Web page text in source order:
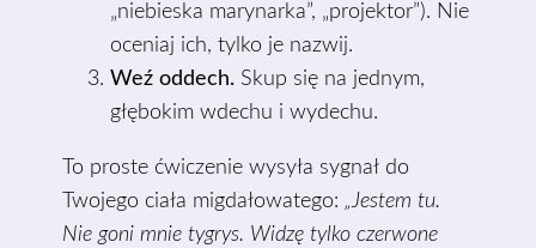
„niebieska marynarka”, „projektor”). Nie
oceniaj ich, tylko je nazwij.
Weź oddech. Skup się na jednym,
głębokim wdechu i wydechu.
To proste ćwiczenie wysyła sygnał do
Twojego ciała migdałowatego: „Jestem tu.
Nie goni mnie tygrys. Widzę tylko czerwone